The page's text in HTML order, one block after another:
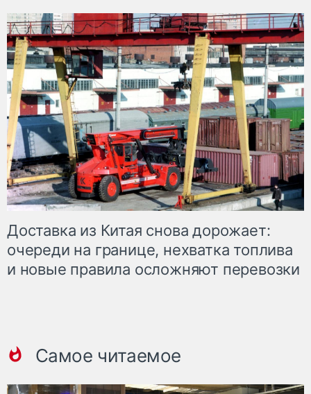
Доставка из Китая снова дорожает:
очереди на границе, нехватка топлива
и новые правила осложняют перевозки
Самое читаемое